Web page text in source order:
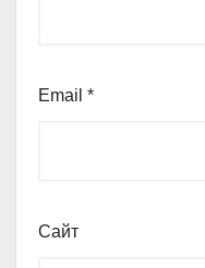
Email *
Сайт